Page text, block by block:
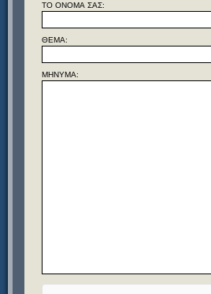
ΤΟ ΌΝΟΜΆ ΣΑΣ:
ΘΈΜΑ:
ΜΉΝΥΜΑ: